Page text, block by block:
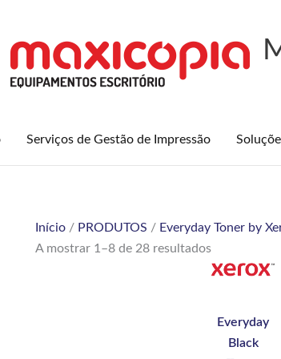
Serviços de Gestão de Impressão
Início / PRODUTOS / Everyday Toner by
A mostrar 1–8 de 28 resultados
Ordenado
por
popularidade
Everyday
Black